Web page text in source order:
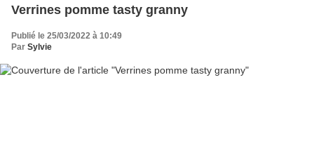
Verrines pomme tasty granny
Publié le 25/03/2022 à 10:49
Par Sylvie